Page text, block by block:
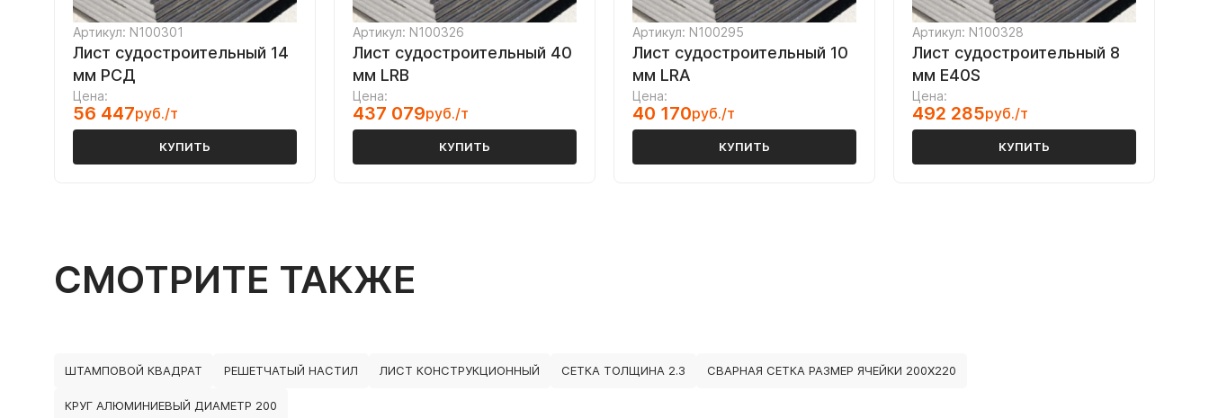
Артикул: N100301
Лист судостроительный 14
мм РСД
Цена:
56 447руб./т
КУПИТЬ
Артикул: N100326
Лист судостроительный 40
мм LRB
Цена:
437 079руб./т
КУПИТЬ
Артикул: N100295
Лист судостроительный 10
мм LRA
Цена:
40 170руб./т
КУПИТЬ
Артикул: N100328
Лист судостроительный 8
мм Е40S
Цена:
492 285руб./т
КУПИТЬ
СМОТРИТЕ ТАКЖЕ
ШТАМПОВОЙ КВАДРАТ РЕШЕТЧАТЫЙ НАСТИЛ ЛИСТ КОНСТРУКЦИОННЫЙ СЕТКА ТОЛЩИНА 2.3 СВАРНАЯ СЕТКА РАЗМЕР ЯЧЕЙКИ 200Х220
КРУГ АЛЮМИНИЕВЫЙ ДИАМЕТР 200